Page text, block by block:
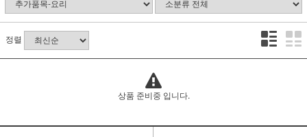
정렬
상품 준비중 입니다.